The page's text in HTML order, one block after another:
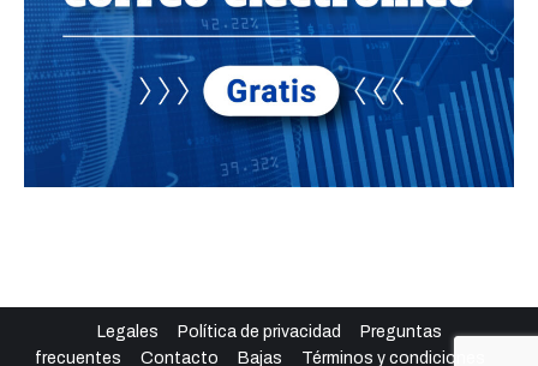
Legales Política de privacidad
Preguntas
frecuentes
Contacto Bajas Términos y condiciones